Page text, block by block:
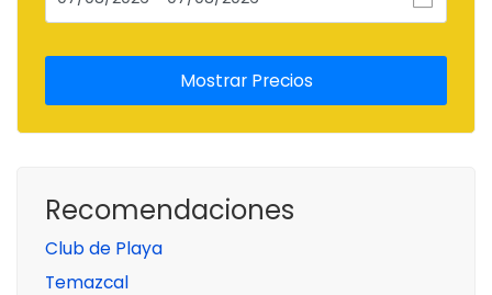
Recomendaciones
Club de Playa
Temazcal